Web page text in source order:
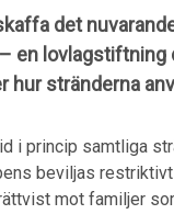
det
en lovlagstiftning
hur stränderna
i princip samtliga
beviljas
mot familjer